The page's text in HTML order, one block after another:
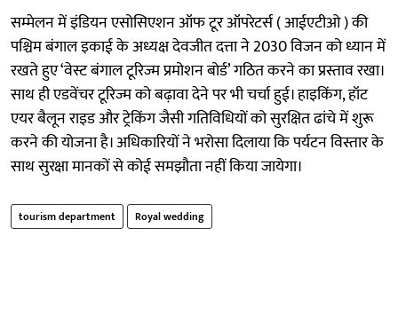
सम्मेलन में इंडियन एसोसिएशन ऑफ टूर ऑपरेटर्स ( आईएटीओ ) की
पश्चिम बंगाल इकाई के अध्यक्ष देवजीत दत्ता ने 2030 विजन को ध्यान में
रखते हुए ‘वेस्ट बंगाल टूरिज्म प्रमोशन बोर्ड’ गठित करने का प्रस्ताव रखा।
साथ ही एडवेंचर टूरिज्म को बढ़ावा देने पर भी चर्चा हुई। हाइकिंग, हॉट
एयर बैलून राइड और ट्रेकिंग जैसी गतिविधियों को सुरक्षित ढांचे में शुरू
करने की योजना है। अधिकारियों ने भरोसा दिलाया कि पर्यटन विस्तार के
साथ सुरक्षा मानकों से कोई समझौता नहीं किया जायेगा।
tourism department Royal wedding